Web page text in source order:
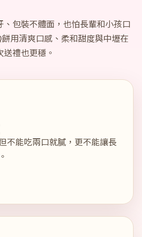
、包裝不體面，也怕長輩和小孩口
用清爽口感、柔和甜度與中壢在
禮也更穩。
不能吃兩口就膩，更不能讓長